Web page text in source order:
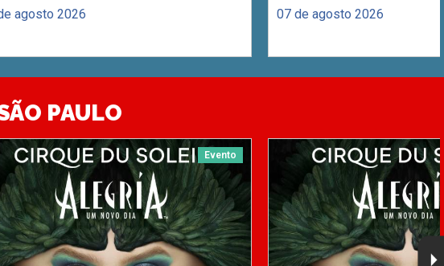
agosto 2026 07 de agosto 2026
PAULO
Evento